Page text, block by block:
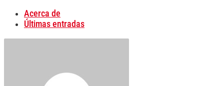
Acerca de
Últimas entradas